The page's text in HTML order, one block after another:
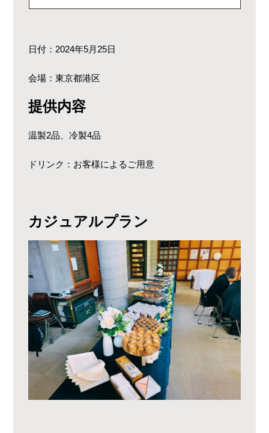
日付：2024年5月25日
会場：東京都港区
提供内容
温製2品、冷製4品
ドリンク：お客様によるご用意
カジュアルプラン